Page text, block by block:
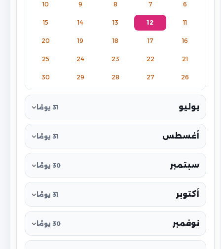
6
7
8
9
10
11
12
13
14
15
16
17
18
19
20
21
22
23
24
25
26
27
28
29
30
يوليو 31 يومًا
أغسطس 31 يومًا
سبتمبر 30 يومًا
أكتوبر 31 يومًا
نوفمبر 30 يومًا